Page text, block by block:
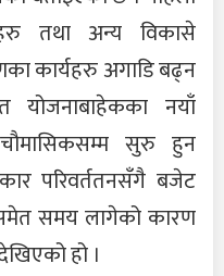
तथा अन्य विकासे
कार्यहरु अगाडि बढ्न
योजनाबाहेकका नयाँ
सुरु हुन
परिवर्ततनसँगै बजेट
समय लागेको कारण
हो ।